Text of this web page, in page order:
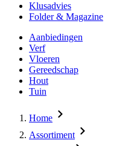
Klusadvies
Folder & Magazine
Aanbiedingen
Verf
Vloeren
Gereedschap
Hout
Tuin
Home
Assortiment